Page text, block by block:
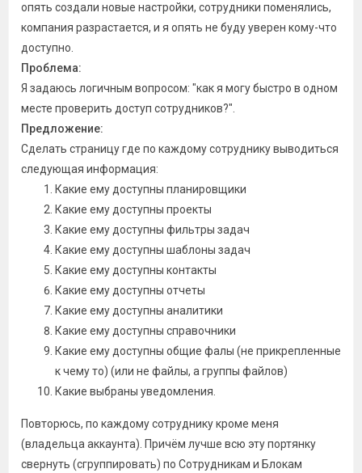
опять создали новые настройки, сотрудники поменялись,
компания разрастается, и я опять не буду уверен кому-что
доступно.
Проблема:
Я задаюсь логичным вопросом: "как я могу быстро в одном
месте проверить доступ сотрудников?".
Предложение:
Сделать страницу где по каждому сотруднику выводиться
следующая информация:
Какие ему доступны планировщики
Какие ему доступны проекты
Какие ему доступны фильтры задач
Какие ему доступны шаблоны задач
Какие ему доступны контакты
Какие ему доступны отчеты
Какие ему доступны аналитики
Какие ему доступны справочники
Какие ему доступны общие фалы (не прикрепленные
к чему то) (или не файлы, а группы файлов)
Какие выбраны уведомления.
Повторюсь, по каждому сотруднику кроме меня
(владельца аккаунта). Причём лучше всю эту портянку
свернуть (сгруппировать) по Сотрудникам и Блокам